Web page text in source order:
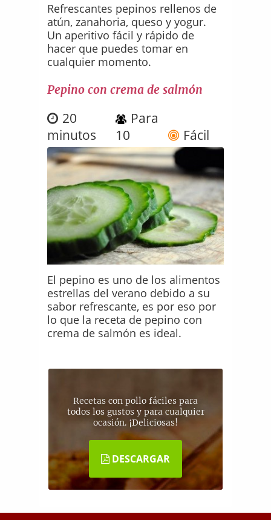
Refrescantes pepinos rellenos de
atún, zanahoria, queso y yogur.
Un aperitivo fácil y rápido de
hacer que puedes tomar en
cualquier momento.
Pepino con crema de salmón
20
minutos
Para
10
Fácil
El pepino es uno de los alimentos
estrellas del verano debido a su
sabor refrescante, es por eso por
lo que la receta de pepino con
crema de salmón es ideal.
Recetas con pollo fáciles para
todos los gustos y para cualquier
ocasión. ¡Deliciosas!
DESCARGAR